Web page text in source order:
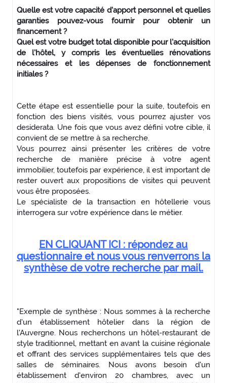
Quelle est votre capacité d'apport personnel et quelles
garanties pouvez-vous fournir pour obtenir un
financement ?
Quel est votre budget total disponible pour l'acquisition
de l'hôtel, y compris les éventuelles rénovations
nécessaires et les dépenses de fonctionnement
initiales ?
Cette étape est essentielle pour la suite, toutefois en
fonction des biens visités, vous pourrez ajuster vos
desiderata. Une fois que vous avez défini votre cible, il
convient de se mettre à sa recherche.
Vous pourrez ainsi présenter les critères de votre
recherche de manière précise à votre agent
immobilier, toutefois par expérience, il est important de
rester ouvert aux propositions de visites qui peuvent
vous être proposées.
Le spécialiste de la transaction en hôtellerie vous
interrogera sur votre expérience dans le métier.
EN CLIQUANT ICI : répondez au
questionnaire et nous vous renverrons la
synthèse de votre recherche par mail.
"Exemple de synthèse : Nous sommes à la recherche
d'un établissement hôtelier dans la région de
l'Auvergne. Nous recherchons un hôtel-restaurant de
style traditionnel, mettant en avant la cuisine régionale
et offrant des services supplémentaires tels que des
salles de séminaires. Nous avons besoin d'un
établissement d'environ 20 chambres, avec un